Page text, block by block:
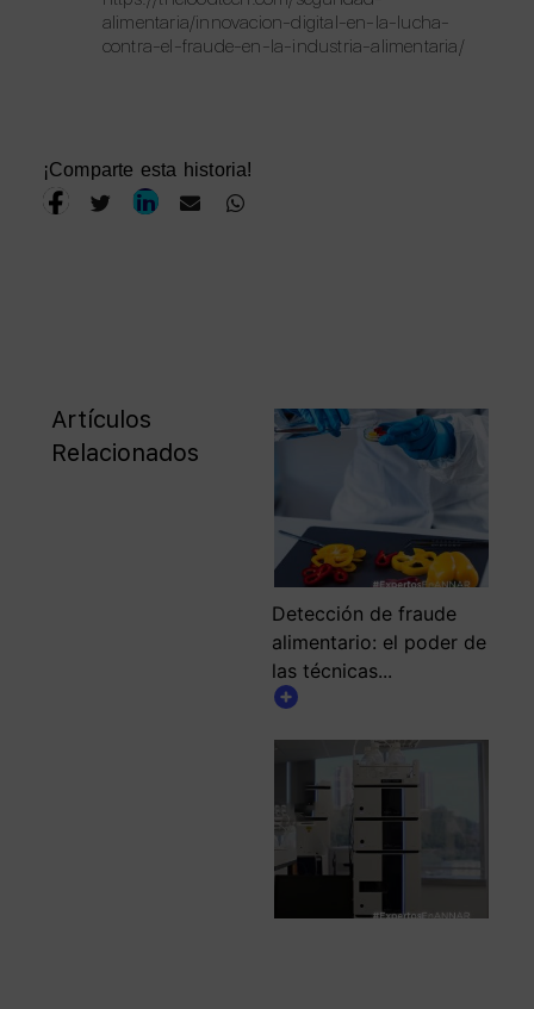
alimentaria/innovacion-digital-en-la-lucha-
contra-el-fraude-en-la-industria-alimentaria/
¡Comparte esta historia!
Artículos
Relacionados
Detección de fraude
alimentario: el poder de
las técnicas...